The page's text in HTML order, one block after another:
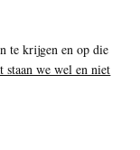
te krijgen en op die
staan we wel en niet